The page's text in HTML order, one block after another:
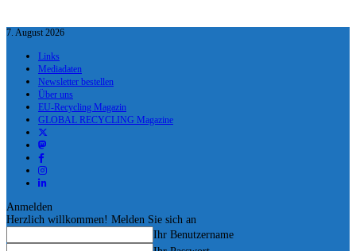
7. August 2026
Links
Mediadaten
Newsletter bestellen
Über uns
EU-Recycling Magazin
GLOBAL RECYCLING Magazine
Anmelden
Herzlich willkommen! Melden Sie sich an
Ihr Benutzername